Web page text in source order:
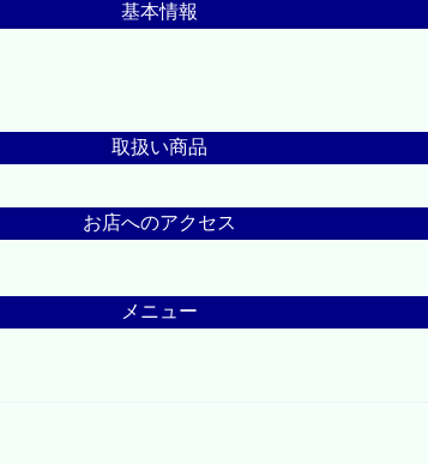
基本情報
取扱い商品
お店へのアクセス
メニュー